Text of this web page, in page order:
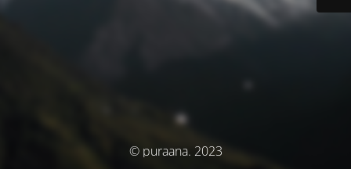
© puraana. 2023